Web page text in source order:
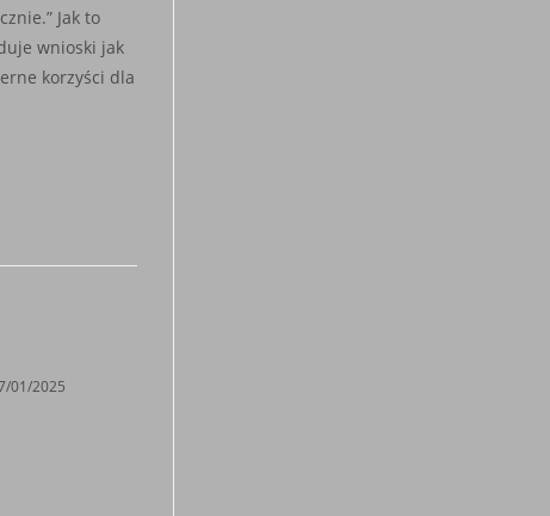
Jak to
wnioski jak
korzyści dla
01/2025